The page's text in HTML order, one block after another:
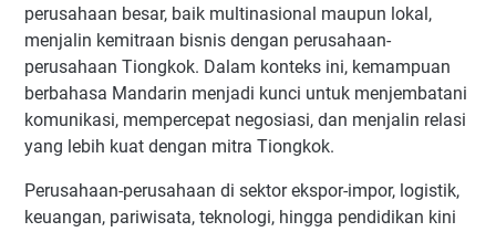
perusahaan besar, baik multinasional maupun lokal,
menjalin kemitraan bisnis dengan perusahaan-
perusahaan Tiongkok. Dalam konteks ini, kemampuan
berbahasa Mandarin menjadi kunci untuk menjembatani
komunikasi, mempercepat negosiasi, dan menjalin relasi
yang lebih kuat dengan mitra Tiongkok.
Perusahaan-perusahaan di sektor ekspor-impor, logistik,
keuangan, pariwisata, teknologi, hingga pendidikan kini